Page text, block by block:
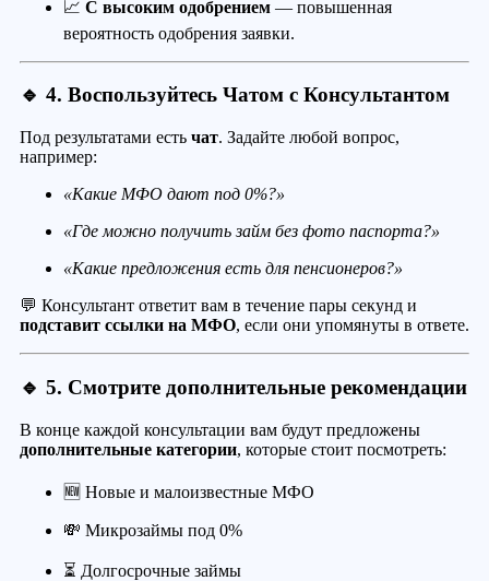
📈 С высоким одобрением — повышенная
вероятность одобрения заявки.
🔹 4. Воспользуйтесь Чатом с Консультантом
Под результатами есть чат. Задайте любой вопрос,
например:
«Какие МФО дают под 0%?»
«Где можно получить займ без фото паспорта?»
«Какие предложения есть для пенсионеров?»
💬 Консультант ответит вам в течение пары секунд и
подставит ссылки на МФО, если они упомянуты в ответе.
🔹 5. Смотрите дополнительные рекомендации
В конце каждой консультации вам будут предложены
дополнительные категории, которые стоит посмотреть:
🆕 Новые и малоизвестные МФО
💸 Микрозаймы под 0%
⏳ Долгосрочные займы